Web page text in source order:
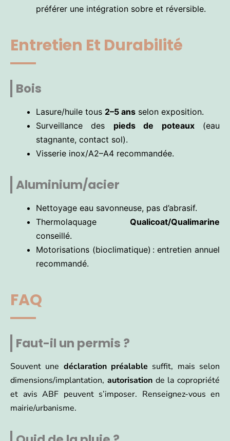
préférer une intégration sobre et réversible.
Entretien Et Durabilité
Bois
Lasure/huile tous 2–5 ans selon exposition.
Surveillance des pieds de poteaux(eau
stagnante, contact sol).
Visserie inox/A2–A4 recommandée.
Aluminium/acier
Nettoyage eau savonneuse, pas d’abrasif.
Thermolaquage Qualicoat/Qualimarine
conseillé.
Motorisations (bioclimatique) : entretien annuel
recommandé.
FAQ
Faut-il un permis ?
Souvent une déclaration préalable suffit, mais selon
dimensions/implantation, autorisationde la copropriété
et avis ABF peuvent s’imposer. Renseignez-vous en
mairie/urbanisme.